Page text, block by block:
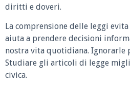
diritti e doveri.
La comprensione delle leggi
aiuta a prendere decisioni
nostra vita quotidiana. Ignorarle
Studiare gli articoli di legge
civica.